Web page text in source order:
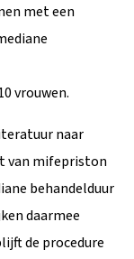
met een
vrouwen.
naar
van mifepriston
behandelduur
daarmee
de procedure